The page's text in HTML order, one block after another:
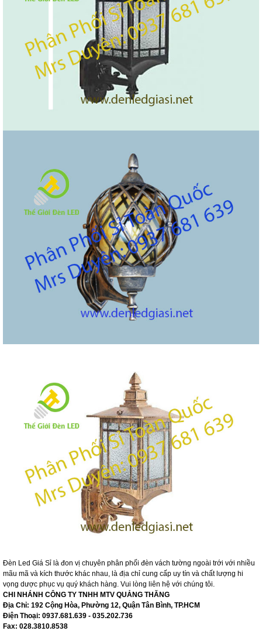
Đèn Led Giá Sỉ là đon vị chuyên phân phối đèn vách tường ngoài trới với nhiều
mãu mã và kích thước khác nhau, là địa chỉ cung cấp uy tín và chất lượng hi
vọng dược phục vụ quý khách hàng. Vui lòng liên hệ với chúng tôi.
CHI NHÁNH CÔNG TY TNHH MTV QUẢNG THĂNG
Địa Chỉ: 192 Cộng Hòa, Phường 12, Quận Tân Bình, TP.HCM
Điện Thoại: 0937.681.639 - 035.202.736
Fax: 028.3810.8538